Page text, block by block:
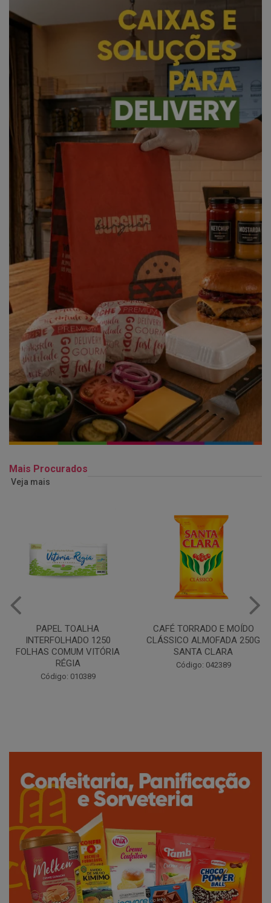
Mais Procurados
Veja mais
CAFÉ TORRADO E MOÍDO
CLÁSSICO ALMOFADA 250G
SANTA CLARA
Código: 042389
Copo Plástico Branco 180ml
Pacote c/100 - Cristalcopo
Código: 031413